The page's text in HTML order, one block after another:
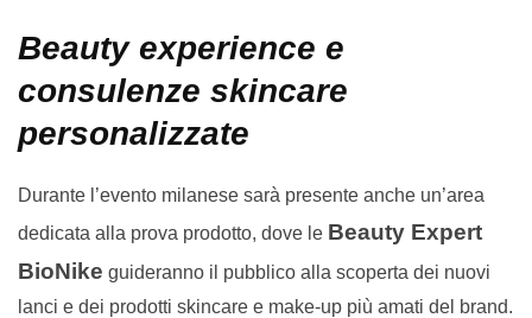
Beauty experience e
consulenze skincare
personalizzate
Durante l’evento milanese sarà presente anche un’area
dedicata alla prova prodotto, dove le Beauty Expert
BioNike guideranno il pubblico alla scoperta dei nuovi
lanci e dei prodotti skincare e make-up più amati del brand.